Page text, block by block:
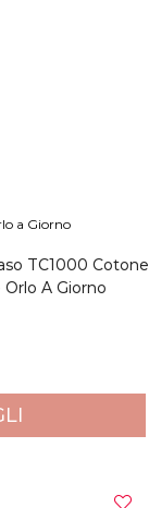
a Giorno
TC1000 Cotone
A Giorno